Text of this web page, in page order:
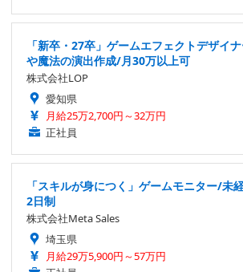
「新卒・27卒」ゲームエフェクトデザイ
や魔法の演出作成/月30万以上可
株式会社LOP
愛知県
月給25万2,700円～32万円
正社員
「スキルが身につく」ゲームモニター/未
2日制
株式会社Meta Sales
埼玉県
月給29万5,900円～57万円